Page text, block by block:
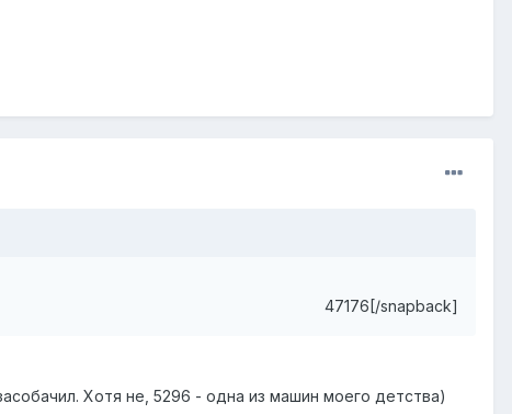
47176[/snapback]
Хотя не, 5296 - одна из машин моего детства)